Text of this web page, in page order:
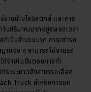
งานด้านโลจิสติกส์ และการ
นปริมาณมากอยู่ตลอดเวลา
เป็นจำนวนมาก การเช่ารถ
บ่อย ๆ สามารถใช้งานรถ
จ่ายในขั้นตอนการทำ
ะยะยาวยังสามารถเลือก
Truck สำหรับการยก